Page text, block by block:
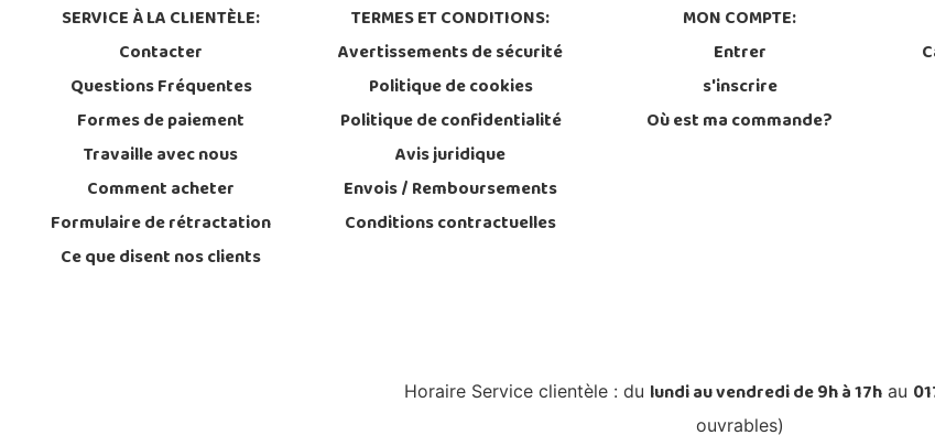
SERVICE À LA CLIENTÈLE:
Contacter
Questions Fréquentes
Formes de paiement
Travaille avec nous
Comment acheter
Formulaire de rétractation
Ce que disent nos clients
TERMES ET CONDITIONS:
Avertissements de sécurité
Politique de cookies
Politique de confidentialité
Avis juridique
Envois / Remboursements
Conditions contractuelles
MON COMPTE:
Entrer
s'inscrire
Où est ma commande?
Horaire Service clientèle : du lundi au vendredi de 9h à 17h au
ouvrables)